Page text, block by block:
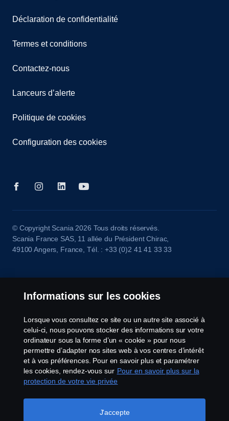
Déclaration de confidentialité
Termes et conditions
Contactez-nous
Lanceurs d’alerte
Politique de cookies
Configuration des cookies
© Copyright Scania 2026 Tous droits réservés.
Scania France SAS, 11 allée du Président Chirac,
49100 Angers, France, Tél. : +33 (0)2 41 41 33 33
Informations sur les cookies
Lorsque vous consultez ce site ou un autre site associé à
celui-ci, nous pouvons stocker des informations sur votre
ordinateur sous la forme d’un « cookie » pour nous
permettre d’adapter nos sites web à vos centres d’intérêt
et à vos préférences. Pour en savoir plus et paramétrer
les cookies, rendez-vous sur Pour en savoir plus sur la
protection de votre vie privée
J'accepte